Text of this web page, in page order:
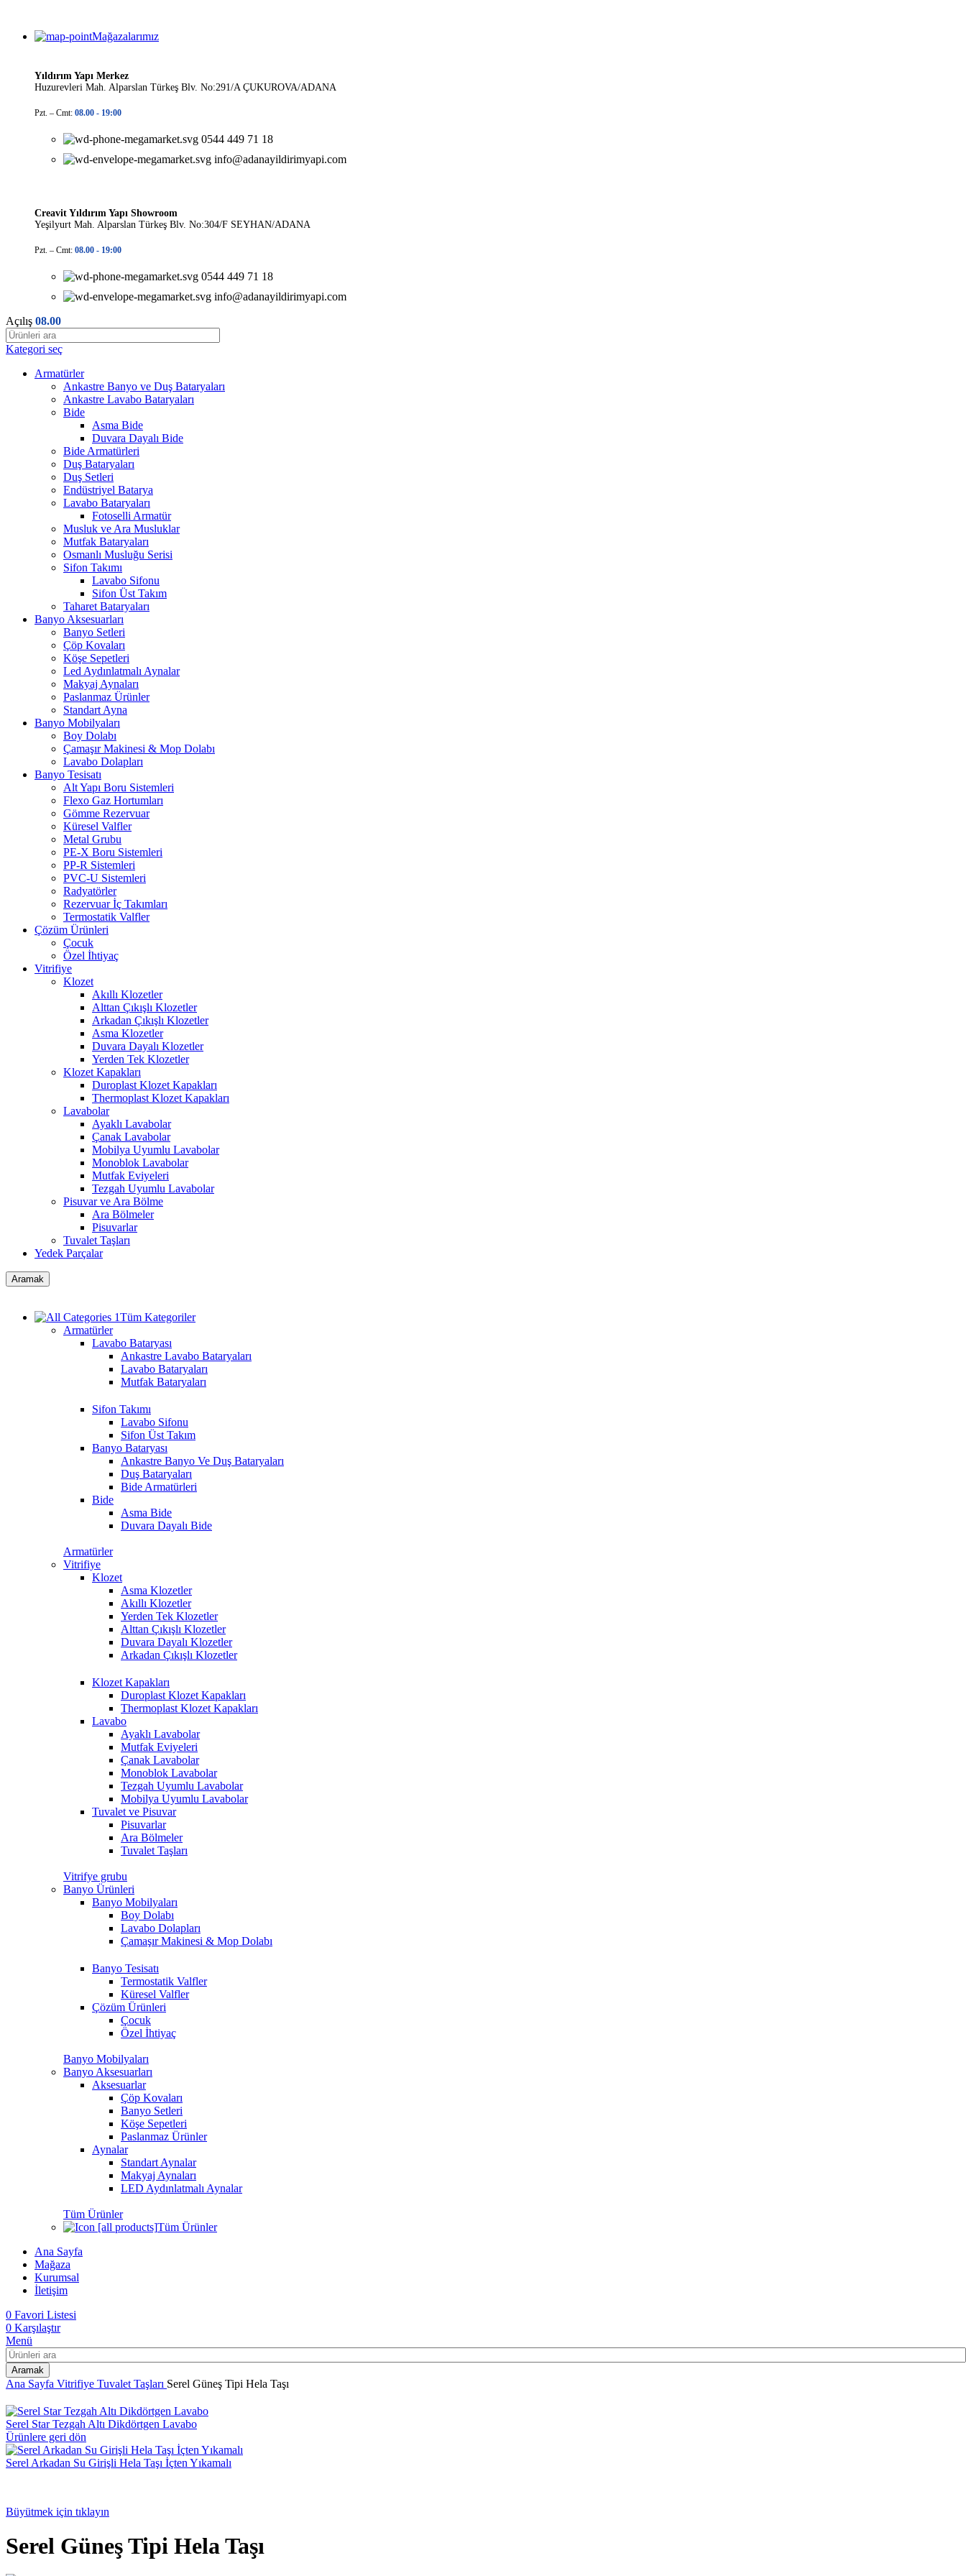
Mağazalarımız
Yıldırım Yapı Merkez
Huzurevleri Mah. Alparslan Türkeş Blv. No:291/A ÇUKUROVA/ADANA
Pzt. – Cmt: 08.00 - 19:00
0544 449 71 18
info@adanayildirimyapi.com
Creavit Yıldırım Yapı Showroom
Yeşilyurt Mah. Alparslan Türkeş Blv. No:304/F SEYHAN/ADANA
Pzt. – Cmt: 08.00 - 19:00
0544 449 71 18
info@adanayildirimyapi.com
Açılış 08.00
Kategori seç
Armatürler
Ankastre Banyo ve Duş Bataryaları
Ankastre Lavabo Bataryaları
Bide
Asma Bide
Duvara Dayalı Bide
Bide Armatürleri
Duş Bataryaları
Duş Setleri
Endüstriyel Batarya
Lavabo Bataryaları
Fotoselli Armatür
Musluk ve Ara Musluklar
Mutfak Bataryaları
Osmanlı Musluğu Serisi
Sifon Takımı
Lavabo Sifonu
Sifon Üst Takım
Taharet Bataryaları
Banyo Aksesuarları
Banyo Setleri
Çöp Kovaları
Köşe Sepetleri
Led Aydınlatmalı Aynalar
Makyaj Aynaları
Paslanmaz Ürünler
Standart Ayna
Banyo Mobilyaları
Boy Dolabı
Çamaşır Makinesi & Mop Dolabı
Lavabo Dolapları
Banyo Tesisatı
Alt Yapı Boru Sistemleri
Flexo Gaz Hortumları
Gömme Rezervuar
Küresel Valfler
Metal Grubu
PE-X Boru Sistemleri
PP-R Sistemleri
PVC-U Sistemleri
Radyatörler
Rezervuar İç Takımları
Termostatik Valfler
Çözüm Ürünleri
Çocuk
Özel İhtiyaç
Vitrifiye
Klozet
Akıllı Klozetler
Alttan Çıkışlı Klozetler
Arkadan Çıkışlı Klozetler
Asma Klozetler
Duvara Dayalı Klozetler
Yerden Tek Klozetler
Klozet Kapakları
Duroplast Klozet Kapakları
Thermoplast Klozet Kapakları
Lavabolar
Ayaklı Lavabolar
Çanak Lavabolar
Mobilya Uyumlu Lavabolar
Monoblok Lavabolar
Mutfak Eviyeleri
Tezgah Uyumlu Lavabolar
Pisuvar ve Ara Bölme
Ara Bölmeler
Pisuvarlar
Tuvalet Taşları
Yedek Parçalar
Aramak
Tüm Kategoriler
Armatürler
Lavabo Bataryası
Ankastre Lavabo Bataryaları
Lavabo Bataryaları
Mutfak Bataryaları
Sifon Takımı
Lavabo Sifonu
Sifon Üst Takım
Banyo Bataryası
Ankastre Banyo Ve Duş Bataryaları
Duş Bataryaları
Bide Armatürleri
Bide
Asma Bide
Duvara Dayalı Bide
Armatürler
Vitrifiye
Klozet
Asma Klozetler
Akıllı Klozetler
Yerden Tek Klozetler
Alttan Çıkışlı Klozetler
Duvara Dayalı Klozetler
Arkadan Çıkışlı Klozetler
Klozet Kapakları
Duroplast Klozet Kapakları
Thermoplast Klozet Kapakları
Lavabo
Ayaklı Lavabolar
Mutfak Eviyeleri
Çanak Lavabolar
Monoblok Lavabolar
Tezgah Uyumlu Lavabolar
Mobilya Uyumlu Lavabolar
Tuvalet ve Pisuvar
Pisuvarlar
Ara Bölmeler
Tuvalet Taşları
Vitrifye grubu
Banyo Ürünleri
Banyo Mobilyaları
Boy Dolabı
Lavabo Dolapları
Çamaşır Makinesi & Mop Dolabı
Banyo Tesisatı
Termostatik Valfler
Küresel Valfler
Çözüm Ürünleri
Çocuk
Özel İhtiyaç
Banyo Mobilyaları
Banyo Aksesuarları
Aksesuarlar
Çöp Kovaları
Banyo Setleri
Köşe Sepetleri
Paslanmaz Ürünler
Aynalar
Standart Aynalar
Makyaj Aynaları
LED Aydınlatmalı Aynalar
Tüm Ürünler
Tüm Ürünler
Ana Sayfa
Mağaza
Kurumsal
İletişim
0 Favori Listesi
0 Karşılaştır
Menü
Aramak
Ana Sayfa Vitrifiye Tuvalet Taşları Serel Güneş Tipi Hela Taşı
Serel Star Tezgah Altı Dikdörtgen Lavabo
Ürünlere geri dön
Serel Arkadan Su Girişli Hela Taşı İçten Yıkamalı
Büyütmek için tıklayın
Serel Güneş Tipi Hela Taşı